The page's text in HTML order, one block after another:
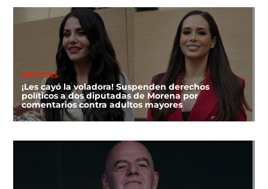
NOTICIAS
¡Les cayó la voladora! Suspenden derechos
políticos a dos diputadas de Morena por
comentarios contra adultos mayores